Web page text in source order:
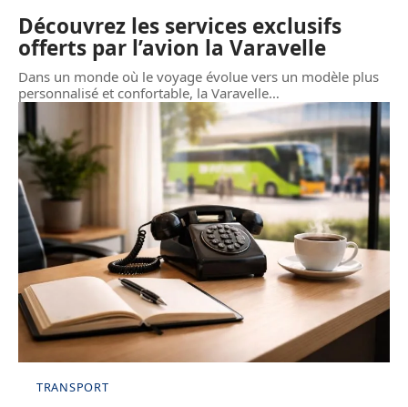
Découvrez les services exclusifs
offerts par l’avion la Varavelle
Dans un monde où le voyage évolue vers un modèle plus
personnalisé et confortable, la Varavelle…
TRANSPORT